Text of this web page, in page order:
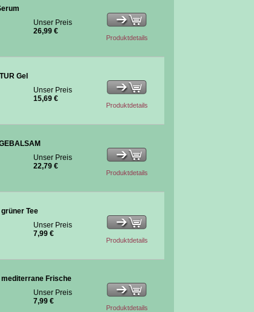
Unser Preis
26,99 €
Produktdetails
Gel
Unser Preis
15,69 €
Produktdetails
Unser Preis
22,79 €
Produktdetails
grüner Tee
Unser Preis
7,99 €
Produktdetails
mediterrane Frische
Unser Preis
7,99 €
Produktdetails